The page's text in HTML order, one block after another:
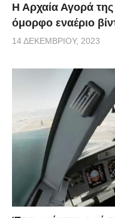
Η Αρχαία Αγορά
όμορφο εναέριο
14 ΔΕΚΕΜΒΡΊΟΥ, 2023